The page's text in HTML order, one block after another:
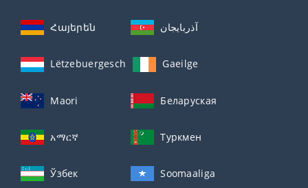
Հայերեն آذربايجان
Lëtzebuergesch Gaeilge
Maori Беларуская
አማርኛ Туркмен
Ўзбек Soomaaliga